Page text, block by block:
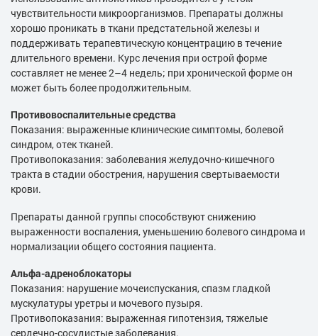
чувствительности микроорганизмов. Препараты должны
хорошо проникать в ткани предстательной железы и
поддерживать терапевтическую концентрацию в течение
длительного времени. Курс лечения при острой форме
составляет не менее 2–4 недель; при хронической форме он
может быть более продолжительным.
Противовоспалительные средства
Показания: выраженные клинические симптомы, болевой
синдром, отек тканей.
Противопоказания: заболевания желудочно-кишечного
тракта в стадии обострения, нарушения свертываемости
крови.
Препараты данной группы способствуют снижению
выраженности воспаления, уменьшению болевого синдрома и
нормализации общего состояния пациента.
Альфа-адреноблокаторы
Показания: нарушение мочеиспускания, спазм гладкой
мускулатуры уретры и мочевого пузыря.
Противопоказания: выраженная гипотензия, тяжелые
сердечно-сосудистые заболевания.